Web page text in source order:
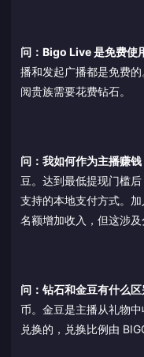
问：Bigo Live 是免费使
播和发起广播都是免费
阅贵族需要花费钻石。
问：我如何作为主播赚钱
豆。达到最低提现门槛
支持的本地支付方式。
名额增加收入，但这涉及
问：钻石和金豆有什么区
币。金豆是主播从礼物
兑换的，兑换比例由